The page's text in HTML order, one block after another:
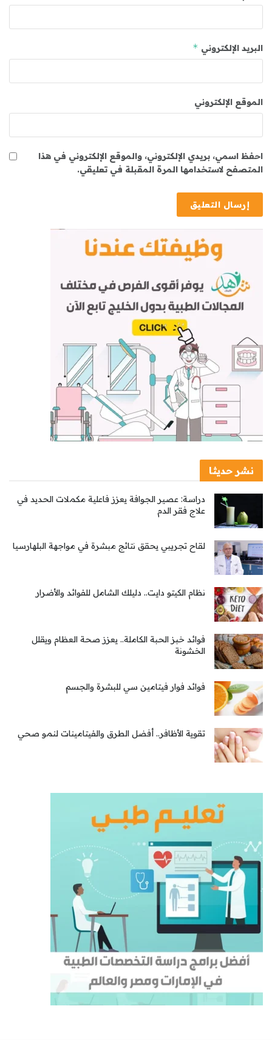
البريد الإلكتروني *
الموقع الإلكتروني
احفظ اسمي، بريدي الإلكتروني، والموقع الإلكتروني في هذا
المتصفح لاستخدامها المرة المقبلة في تعليقي.
نشر حديثا
دراسة: عصير الجوافة يعزز فاعلية مكملات الحديد في
علاج فقر الدم
لقاح تجريبي يحقق نتائج مبشرة في مواجهة البلهارسيا
نظام الكيتو دايت.. دليلك الشامل للفوائد والأضرار
فوائد خبز الحبة الكاملة.. يعزز صحة العظام ويقلل
الخشونة
فوائد فوار فيتامين سي للبشرة والجسم
تقوية الأظافر.. أفضل الطرق والفيتامينات لنمو صحي